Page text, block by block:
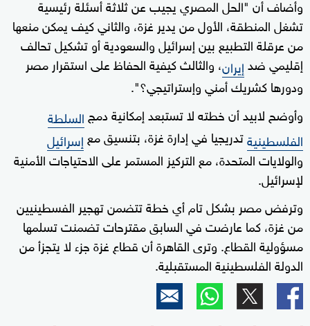
وأضاف أن "الحل المصري يجيب عن ثلاثة أسئلة رئيسية
تشغل المنطقة، الأول من يدير غزة، والثاني كيف يمكن منعها
من عرقلة التطبيع بين إسرائيل والسعودية أو تشكيل تحالف
إقليمي ضدإيران، والثالث كيفية الحفاظ على استقرار مصر
ودورها كشريك أمني وإستراتيجي؟".
وأوضح لابيد أن خطته لا تستبعد إمكانية دمج السلطة
الفلسطينيةتدريجيا في إدارة غزة، بتنسيق مع إسرائيل
والولايات المتحدة، مع التركيز المستمر على الاحتياجات الأمنية
لإسرائيل.
وترفض مصر بشكل تام أي خطة تتضمن تهجير الفسطينيين
من غزة، كما عارضت في السابق مقترحات تضمنت تسلمها
مسؤولية القطاع. وترى القاهرة أن قطاع غزة جزء لا يتجزأ من
الدولة الفلسطينية المستقبلية.